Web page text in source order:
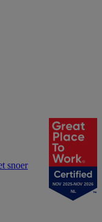
snoer
NOV 2025-NOV 2026
NL